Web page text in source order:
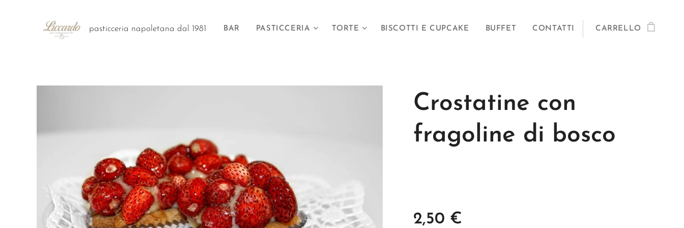
pasticceria napoletana dal 1981 BAR PASTICCERIA TORTE BISCOTTI E CUPCAKE BUFFET CONTATTI CARRELLO
Crostatine con
fragoline di bosco
2,50 €